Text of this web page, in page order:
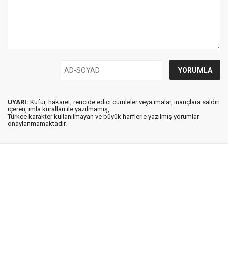
UYARI: Küfür, hakaret, rencide edici cümleler veya imalar, inançlara saldırı
içeren, imla kuralları ile yazılmamış,
Türkçe karakter kullanılmayan ve büyük harflerle yazılmış yorumlar
onaylanmamaktadır.